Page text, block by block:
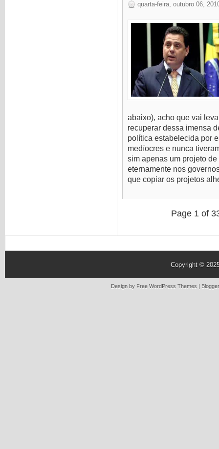
quarta-feira, outubro 06,
abaixo), acho que vai
recuperar dessa imensa
política estabelecida por
medíocres e nunca
sim apenas um projeto
eternamente nos
que copiar os projetos
Page 1 of
Copyright ©
Design by Free WordPress Themes |